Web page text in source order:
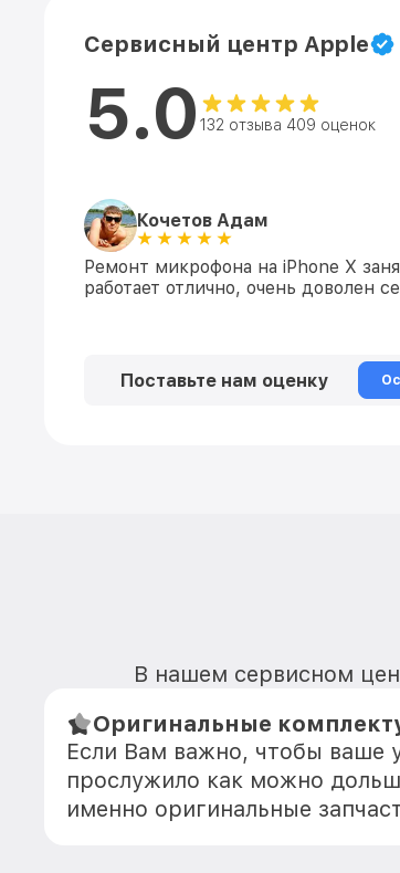
Сервисный центр Apple
5.0 132 отзыва 409 оценок
Кочетов Адам
Ремонт микрофона на iPhone X
работает отлично, очень доволен
Поставьте нам оценку
В нашем сервисном
Оригинальные
Если Вам важно, чтобы ваше
прослужило как можно
именно оригинальные